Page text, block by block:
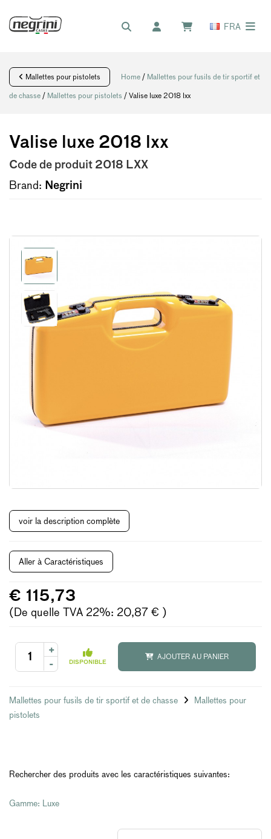
FRA
Mallettes pour pistolets Home / Mallettes pour fusils de tir sportif et
de chasse / Mallettes pour pistolets / Valise luxe 2018 lxx
Valise luxe 2018 lxx
Code de produit 2018 LXX
Brand: Negrini
voir la description complète
Aller à Caractéristiques
€ 115,73
(De quelle TVA 22%: 20,87 € )
+
-
DISPONIBLE
AJOUTER AU PANIER
Mallettes pour fusils de tir sportif et de chasse
Mallettes pour
pistolets
Rechercher des produits avec les caractéristiques suivantes:
Gamme: Luxe